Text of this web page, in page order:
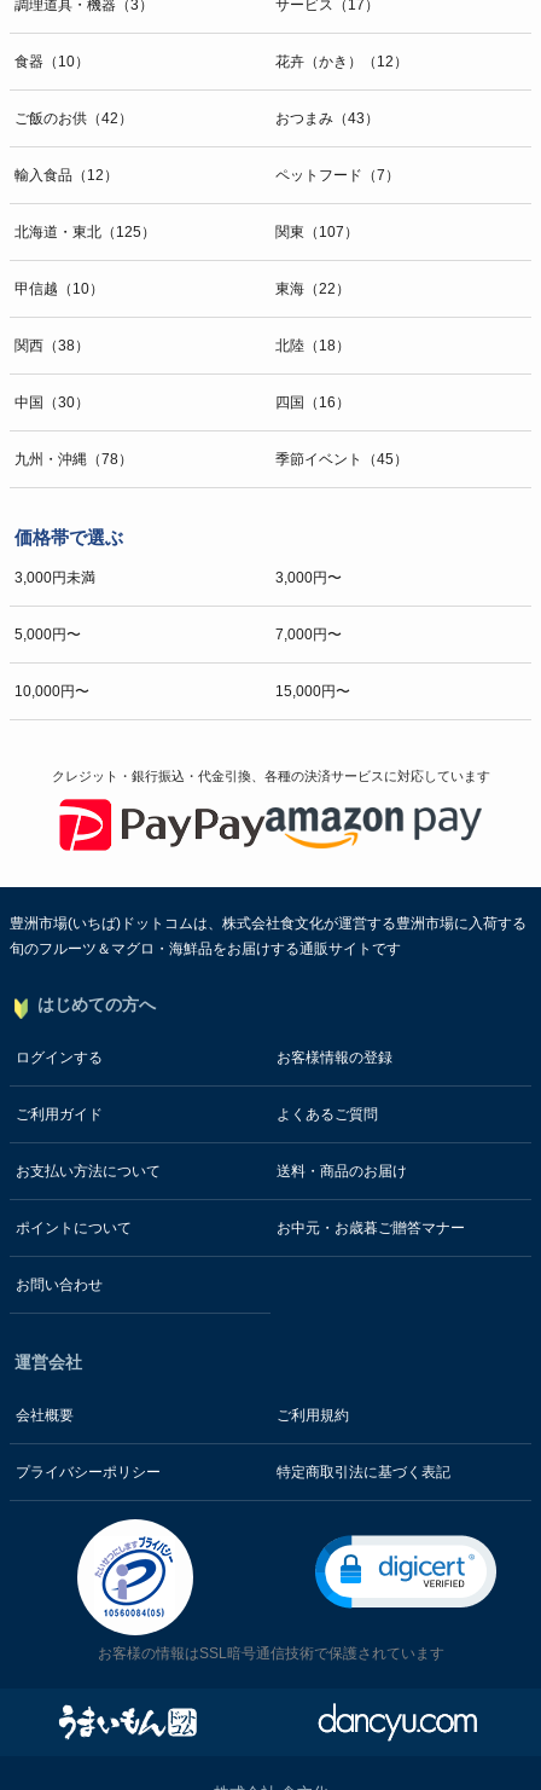
調理道具・機器（3） サービス（17）
食器（10） 花卉（かき）（12）
ご飯のお供（42） おつまみ（43）
輸入食品（12） ペットフード（7）
北海道・東北（125） 関東（107）
甲信越（10） 東海（22）
関西（38） 北陸（18）
中国（30） 四国（16）
九州・沖縄（78） 季節イベント（45）
価格帯で選ぶ
3,000円未満 3,000円〜
5,000円〜 7,000円〜
10,000円〜 15,000円〜
クレジット・銀行振込・代金引換、各種の決済サービスに対応しています
豊洲市場(いちば)ドットコムは、株式会社食文化が運営する豊洲市場に入荷する
旬のフルーツ＆マグロ・海鮮品をお届けする通販サイトです
はじめての方へ
ログインする お客様情報の登録
ご利用ガイド よくあるご質問
お支払い方法について 送料・商品のお届け
ポイントについて お中元・お歳暮ご贈答マナー
お問い合わせ
運営会社
会社概要 ご利用規約
プライバシーポリシー 特定商取引法に基づく表記
お客様の情報はSSL暗号通信技術で保護されています